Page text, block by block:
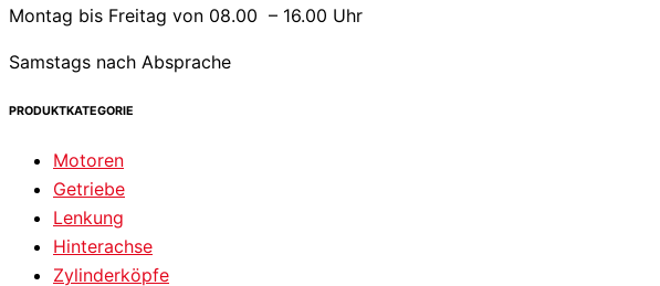
Montag bis Freitag von 08.00 – 16.00 Uhr
Samstags nach Absprache
PRODUKTKATEGORIE
Motoren
Getriebe
Lenkung
Hinterachse
Zylinderköpfe